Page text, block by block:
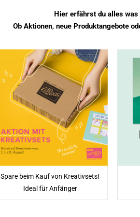
Hier erfährst du alles was
Ob Aktionen, neue Produktangebote
Spare beim Kauf von Kreativsets!
Ideal für Anfänger